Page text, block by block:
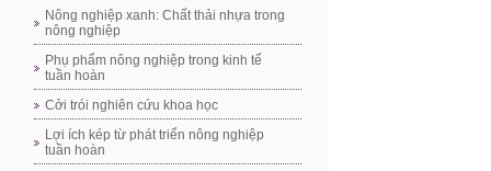
Nông nghiệp xanh: Chất thải nhựa trong
nông nghiệp
Phụ phẩm nông nghiệp trong kinh tế
tuần hoàn
Cởi trói nghiên cứu khoa học
Lợi ích kép từ phát triển nông nghiệp
tuần hoàn